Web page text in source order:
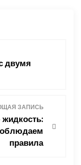
двумя
ЗАПИСЬ
жидкость:
правила